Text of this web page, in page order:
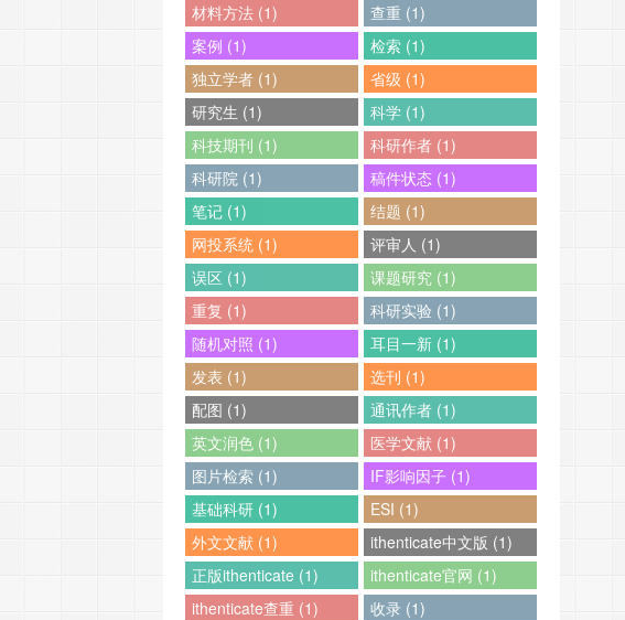
材料方法 (1)
查重 (1)
案例 (1)
检索 (1)
独立学者 (1)
省级 (1)
研究生 (1)
科学 (1)
科技期刊 (1)
科研作者 (1)
科研院 (1)
稿件状态 (1)
笔记 (1)
结题 (1)
网投系统 (1)
评审人 (1)
误区 (1)
课题研究 (1)
重复 (1)
科研实验 (1)
随机对照 (1)
耳目一新 (1)
发表 (1)
选刊 (1)
配图 (1)
通讯作者 (1)
英文润色 (1)
医学文献 (1)
图片检索 (1)
IF影响因子 (1)
基础科研 (1)
ESI (1)
外文文献 (1)
ithenticate中文版 (1)
正版ithenticate (1)
ithenticate官网 (1)
ithenticate查重 (1)
收录 (1)